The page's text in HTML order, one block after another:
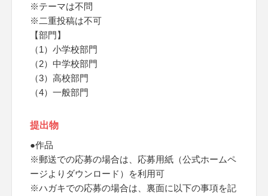
※テーマは不問
※二重投稿は不可
【部門】
（1）小学校部門
（2）中学校部門
（3）高校部門
（4）一般部門
提出物
●作品
※郵送での応募の場合は、応募用紙（公式ホームペ
ージよりダウンロード）を利用可
※ハガキでの応募の場合は、裏面に以下の事項を記